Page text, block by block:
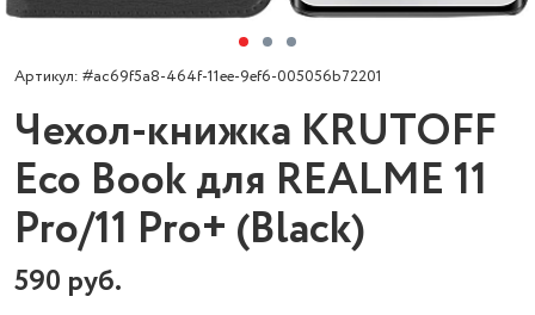
Артикул: #ac69f5a8-464f-11ee-9ef6-005056b72201
Чехол-книжка KRUTOFF
Eco Book для REALME 11
Pro/11 Pro+ (Black)
590 руб.